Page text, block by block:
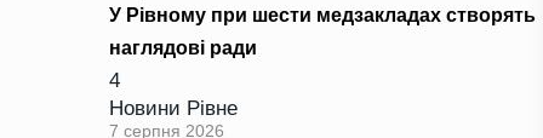
У Рівному при шести медзакладах створять
наглядові ради
4
Новини Рівне
7 серпня 2026